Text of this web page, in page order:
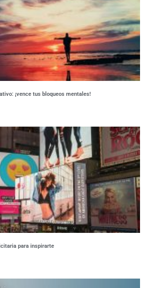
¡vence tus bloqueos mentales!
para inspirarte